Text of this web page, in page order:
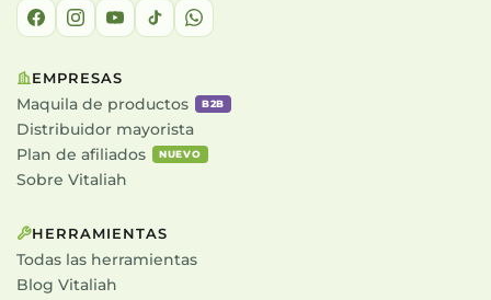
EMPRESAS
Maquila de productos
B2B
Distribuidor mayorista
Plan de afiliados
NUEVO
Sobre Vitaliah
HERRAMIENTAS
Todas las herramientas
Blog Vitaliah